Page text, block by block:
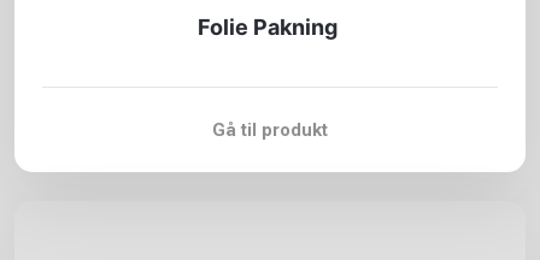
Folie Pakning
Gå til produkt